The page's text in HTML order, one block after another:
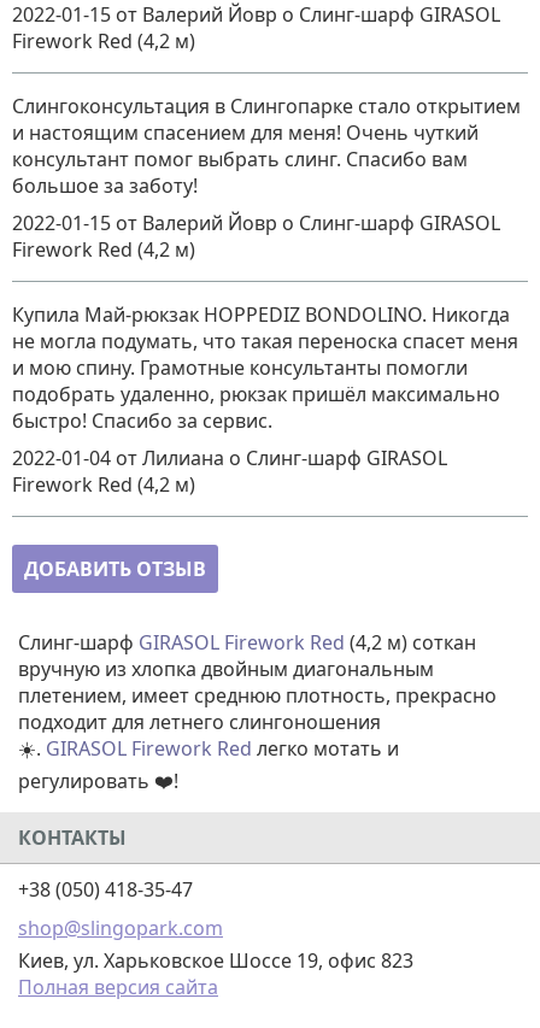
2022-01-15 от Валерий Йовр о Слинг-шарф GIRASOL
Firework Red (4,2 м)
Слингоконсультация в Слингопарке стало открытием
и настоящим спасением для меня! Очень чуткий
консультант помог выбрать слинг. Спасибо вам
большое за заботу!
2022-01-15 от Валерий Йовр о Слинг-шарф GIRASOL
Firework Red (4,2 м)
Купила Май-рюкзак HOPPEDIZ BONDOLINO. Никогда
не могла подумать, что такая переноска спасет меня
и мою спину. Грамотные консультанты помогли
подобрать удаленно, рюкзак пришёл максимально
быстро! Спасибо за сервис.
2022-01-04 от Лилиана о Слинг-шарф GIRASOL
Firework Red (4,2 м)
ДОБАВИТЬ ОТЗЫВ
Слинг-шарф GIRASOL Firework Red (4,2 м) соткан
вручную из хлопка двойным диагональным
плетением, имеет среднюю плотность, прекрасно
подходит для летнего слингоношения
☀️. GIRASOL Firework Red легко мотать и
регулировать ❤️!
КОНТАКТЫ
+38 (050) 418-35-47
shop@slingopark.com
Киев, ул. Харьковское Шоссе 19, офис 823
Полная версия сайта